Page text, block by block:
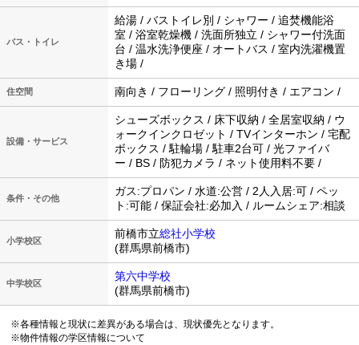
バス・トイレ
給湯 / バストイレ別 / シャワー / 追焚機能浴
室 / 浴室乾燥機 / 洗面所独立 / シャワー付洗面
台 / 温水洗浄便座 / オートバス / 室内洗濯機置
き場 /
住空間 南向き / フローリング / 照明付き / エアコン /
設備・サービス
シューズボックス / 床下収納 / 全居室収納 / ウ
ォークインクロゼット / TVインターホン / 宅配
ボックス / 駐輪場 / 駐車2台可 / 光ファイバ
ー / BS / 防犯カメラ / ネット使用料不要 /
条件・その他
ガス:プロパン / 水道:公営 / 2人入居:可 / ペッ
ト:可能 / 保証会社:必加入 / ルームシェア:相談
小学校区
前橋市立総社小学校
(群馬県前橋市)
中学校区
第六中学校
(群馬県前橋市)
※各種情報と現状に差異がある場合は、現状優先となります。
※物件情報の学区情報について